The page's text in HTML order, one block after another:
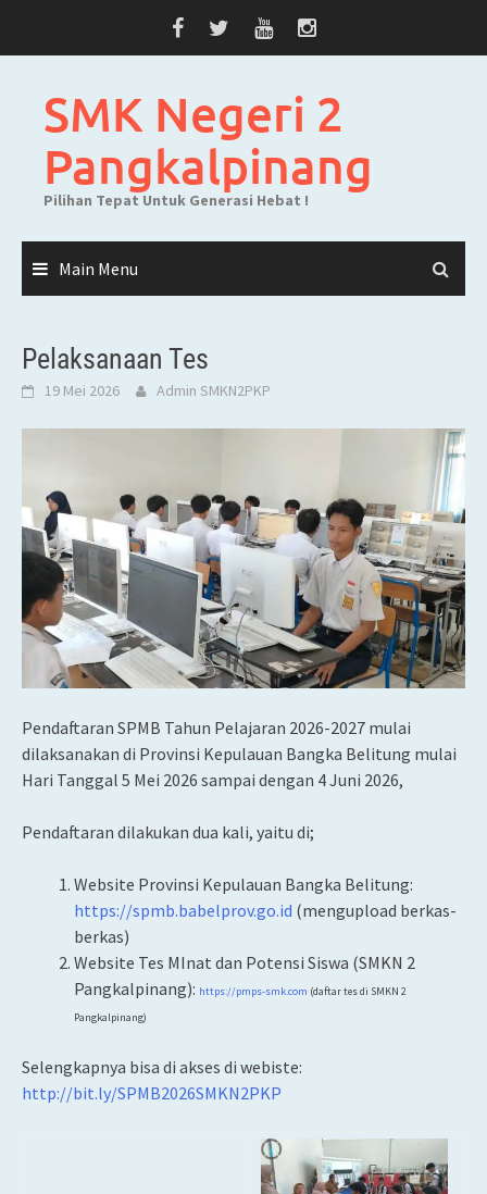
SMK Negeri 2
Pangkalpinang
Pilihan Tepat Untuk Generasi Hebat !
Main Menu
Pelaksanaan Tes
19 Mei 2026 Admin SMKN2PKP
Pendaftaran SPMB Tahun Pelajaran 2026-2027 mulai
dilaksanakan di Provinsi Kepulauan Bangka Belitung mulai
Hari Tanggal 5 Mei 2026 sampai dengan 4 Juni 2026,
Pendaftaran dilakukan dua kali, yaitu di;
Website Provinsi Kepulauan Bangka Belitung:
https://spmb.babelprov.go.id (mengupload berkas-
berkas)
Website Tes MInat dan Potensi Siswa (SMKN 2
Pangkalpinang): https://pmps-smk.com (daftar tes di SMKN 2
Pangkalpinang)
Selengkapnya bisa di akses di webiste:
http://bit.ly/SPMB2026SMKN2PKP